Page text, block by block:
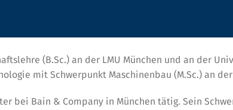
(B.Sc.) an der LMU München und an der
mit Schwerpunkt Maschinenbau (M.Sc.) an der
bei Bain & Company in München tätig. Sein